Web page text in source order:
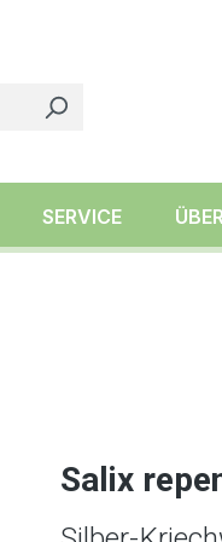
SERVICE
Salix